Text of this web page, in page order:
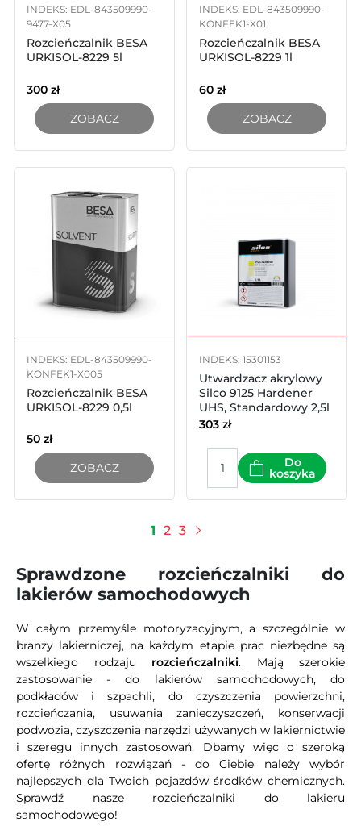
INDEKS: EDL-843509990-
9477-X05
Rozcieńczalnik BESA
URKISOL-8229 5l
300 zł
ZOBACZ
INDEKS: EDL-843509990-
KONFEK1-X01
Rozcieńczalnik BESA
URKISOL-8229 1l
60 zł
ZOBACZ
INDEKS: EDL-843509990-
KONFEK1-X005
Rozcieńczalnik BESA
URKISOL-8229 0,5l
50 zł
ZOBACZ
INDEKS: 15301153
Utwardzacz akrylowy
Silco 9125 Hardener
UHS, Standardowy 2,5l
303 zł
Do
koszyka
1 2 3
Sprawdzone rozcieńczalniki do
lakierów samochodowych
W całym przemyśle motoryzacyjnym, a szczególnie w
branży lakierniczej, na każdym etapie prac niezbędne są
wszelkiego rodzaju rozcieńczalniki. Mają szerokie
zastosowanie - do lakierów samochodowych, do
podkładów i szpachli, do czyszczenia powierzchni,
rozcieńczania, usuwania zanieczyszczeń, konserwacji
podwozia, czyszczenia narzędzi używanych w lakiernictwie
i szeregu innych zastosowań. Dbamy więc o szeroką
ofertę różnych rozwiązań - do Ciebie należy wybór
najlepszych dla Twoich pojazdów środków chemicznych.
Sprawdź nasze rozcieńczalniki do lakieru
samochodowego!